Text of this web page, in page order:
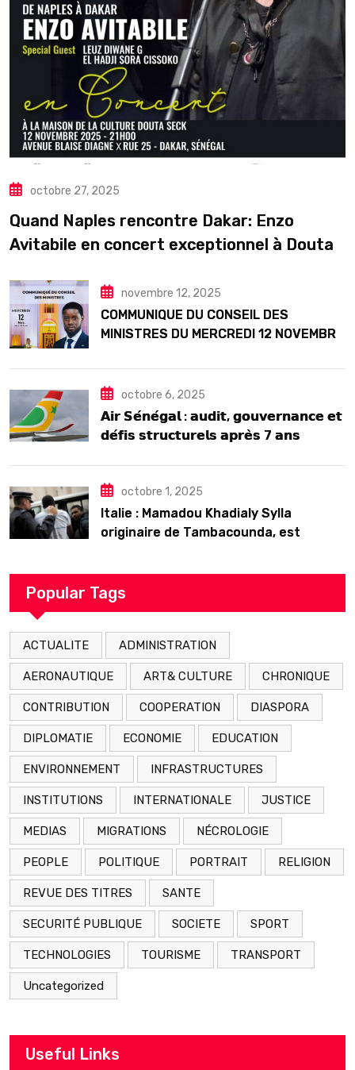
octobre 27, 2025
Quand Naples rencontre Dakar: Enzo
Avitabile en concert exceptionnel à Douta
novembre 12, 2025
COMMUNIQUE DU CONSEIL DES
MINISTRES DU MERCREDI 12 NOVEMBRE
octobre 6, 2025
𝗔𝗶𝗿 𝗦𝗲́𝗻𝗲́𝗴𝗮𝗹 : 𝗮𝘂𝗱𝗶𝘁, 𝗴𝗼𝘂𝘃𝗲𝗿𝗻𝗮𝗻𝗰𝗲 𝗲𝘁
𝗱𝗲́𝗳𝗶𝘀 𝘀𝘁𝗿𝘂𝗰𝘁𝘂𝗿𝗲𝗹𝘀 𝗮𝗽𝗿𝗲̀𝘀 7 𝗮𝗻𝘀
octobre 1, 2025
Italie : Mamadou Khadialy Sylla
originaire de Tambacounda, est
arrestation
Popular Tags
ACTUALITE ADMINISTRATION
AERONAUTIQUE ART& CULTURE CHRONIQUE
CONTRIBUTION COOPERATION DIASPORA
DIPLOMATIE ECONOMIE EDUCATION
ENVIRONNEMENT INFRASTRUCTURES
INSTITUTIONS INTERNATIONALE JUSTICE
MEDIAS MIGRATIONS NÉCROLOGIE
PEOPLE POLITIQUE PORTRAIT RELIGION
REVUE DES TITRES SANTE
SECURITÉ PUBLIQUE SOCIETE SPORT
TECHNOLOGIES TOURISME TRANSPORT
Uncategorized
Useful Links